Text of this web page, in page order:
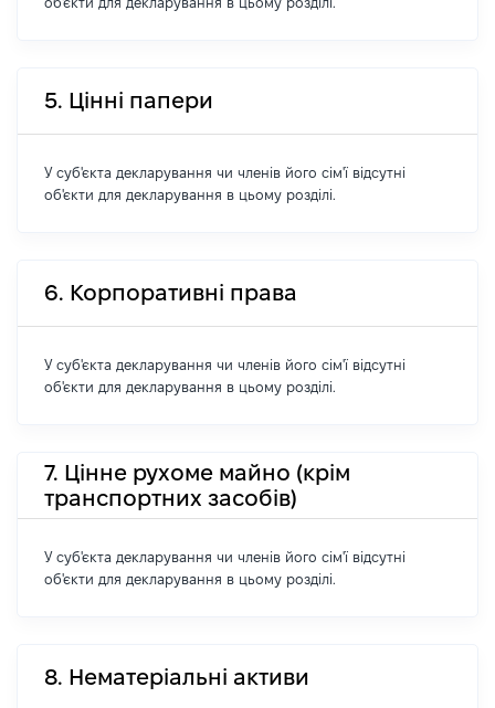
5. Цінні папери
У суб'єкта декларування чи членів його сім'ї відсутні
об'єкти для декларування в цьому розділі.
6. Корпоративні права
У суб'єкта декларування чи членів його сім'ї відсутні
об'єкти для декларування в цьому розділі.
7. Цінне рухоме майно (крім
транспортних засобів)
У суб'єкта декларування чи членів його сім'ї відсутні
об'єкти для декларування в цьому розділі.
8. Нематеріальні активи